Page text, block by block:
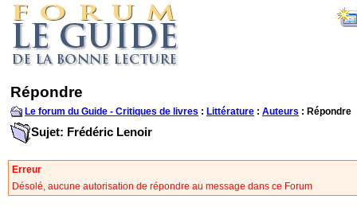
Répondre
Le forum du Guide - Critiques de livres : Littérature : Auteurs : Répondre
Sujet: Frédéric Lenoir
Erreur
Désolé, aucune autorisation de répondre au message dans ce Forum